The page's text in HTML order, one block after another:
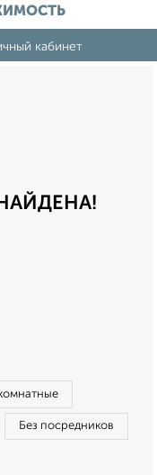
кабинет
Без посредников